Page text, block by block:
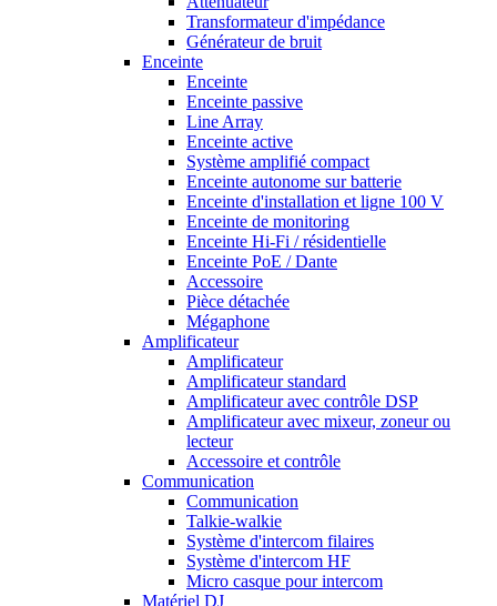
Transformateur d'impédance
Générateur de bruit
Enceinte
Enceinte
Enceinte passive
Line Array
Enceinte active
Système amplifié compact
Enceinte autonome sur batterie
Enceinte d'installation et ligne 100 V
Enceinte de monitoring
Enceinte Hi-Fi / résidentielle
Enceinte PoE / Dante
Accessoire
Pièce détachée
Mégaphone
Amplificateur
Amplificateur
Amplificateur standard
Amplificateur avec contrôle DSP
Amplificateur avec mixeur, zoneur ou
lecteur
Accessoire et contrôle
Communication
Communication
Talkie-walkie
Système d'intercom filaires
Système d'intercom HF
Micro casque pour intercom
Matériel DJ